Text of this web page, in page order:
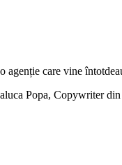
agenție care vine
Popa, Copywriter